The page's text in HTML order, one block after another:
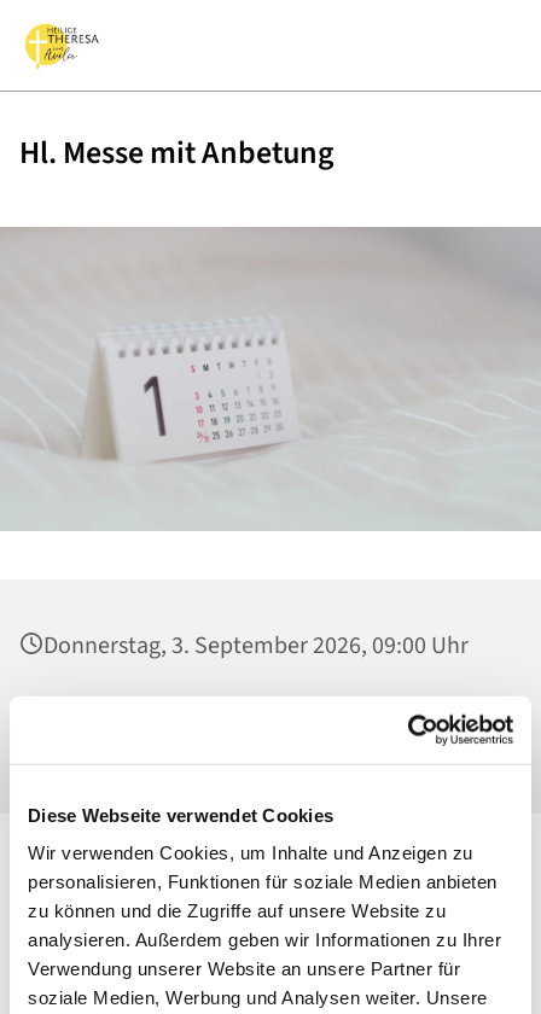
Diese Webseite verwendet Cookies
Wir verwenden Cookies, um Inhalte und Anzeigen zu
personalisieren, Funktionen für soziale Medien anbieten
zu können und die Zugriffe auf unsere Website zu
analysieren. Außerdem geben wir Informationen zu Ihrer
Verwendung unserer Website an unsere Partner für
soziale Medien, Werbung und Analysen weiter. Unsere
Hl. Messe mit Anbetung
Donnerstag, 3. September 2026, 09:00 Uhr
Ss. Corpus Christi, Kirche, Conrad-Blenkle-